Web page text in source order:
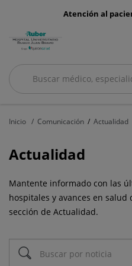
menu-
Atención al
Buscar
Buscar
Inicio Comunicación Actualidad
Actualidad
Mantente informado con las
hospitales y avances en
sección de Actualidad.